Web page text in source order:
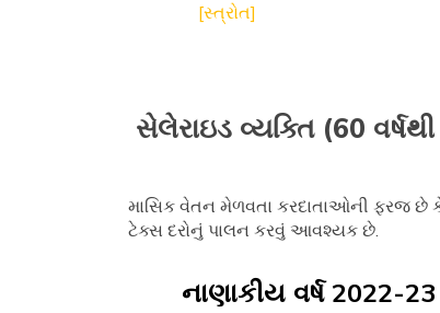
[સ્ત્રોત]
સેલેરાઇડ વ્યક્તિ (60
માસિક વેતન મેળવતા કરદાતાઓની ફરજ છે કે
ટેક્સ દરોનું પાલન કરવું આવશ્યક છે.
નાણાકીય વર્ષ 2022-